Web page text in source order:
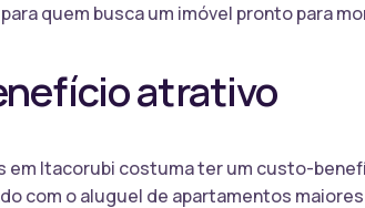
quem busca um imóvel pronto para
atrativo
em Itacorubi costuma ter um custo-
com o aluguel de apartamentos